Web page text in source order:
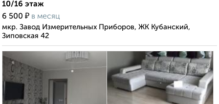
10/16 этаж
6 500 ₽ в месяц
мкр. Завод Измерительных Приборов, ЖК Кубанский,
Зиповская 42